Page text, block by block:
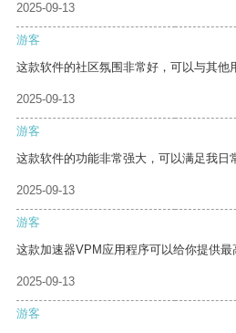
2025-09-13
游客
这款软件的社区氛围非常好，可以与其他
2025-09-13
游客
这款软件的功能非常强大，可以满足我日
2025-09-13
游客
这款加速器VPM应用程序可以给你提供最
2025-09-13
游客